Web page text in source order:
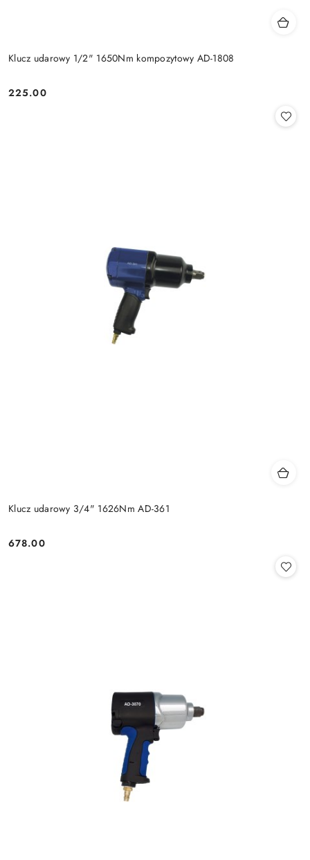
Klucz udarowy 1/2" 1650Nm kompozytowy AD-1808
Cena:
225.00
Klucz udarowy 3/4" 1626Nm AD-361
Cena:
678.00